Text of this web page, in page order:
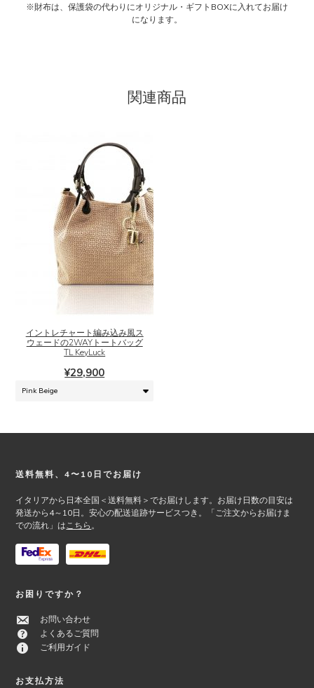
※財布は、保護袋の代わりにオリジナル・ギフトBOXに入れてお届け
になります。
関連商品
イントレチャート編み込み風ス
ウェードの2WAYトートバッグ
TL KeyLuck
¥29,900
こ
の
品
に
は
複
数
エ
ョ
が
あ
ま
す。
ョ
ン
は
Footer
送料無料、4〜10日でお届け
イタリアから日本全国＜送料無料＞でお届けします。お届け日数の目安は
発送から4～10日。安心の配送追跡サービスつき。「ご注文からお届けま
での流れ」は こちら 。
お困りですか？
お問い合わせ
よくあるご質問
ご利用ガイド
お支払方法